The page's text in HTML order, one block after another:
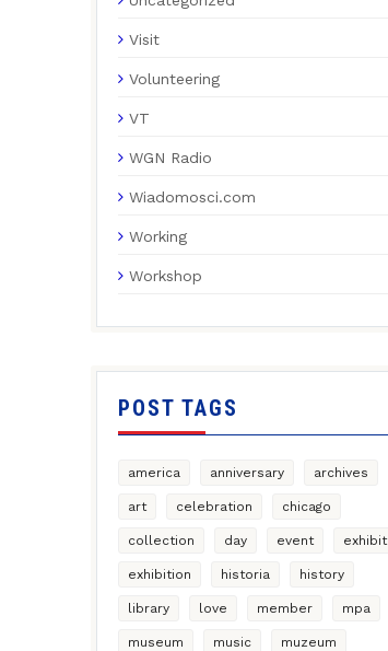
Visit
Volunteering
VT
WGN Radio
Wiadomosci.com
Working
Workshop
POST TAGS
america anniversary archives
art celebration chicago
collection day event exhibit
exhibition historia history
library love member mpa
museum music muzeum